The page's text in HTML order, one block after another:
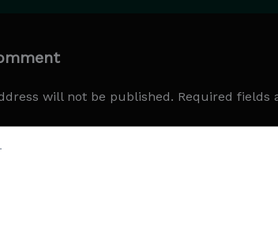
will not be published. Required fields